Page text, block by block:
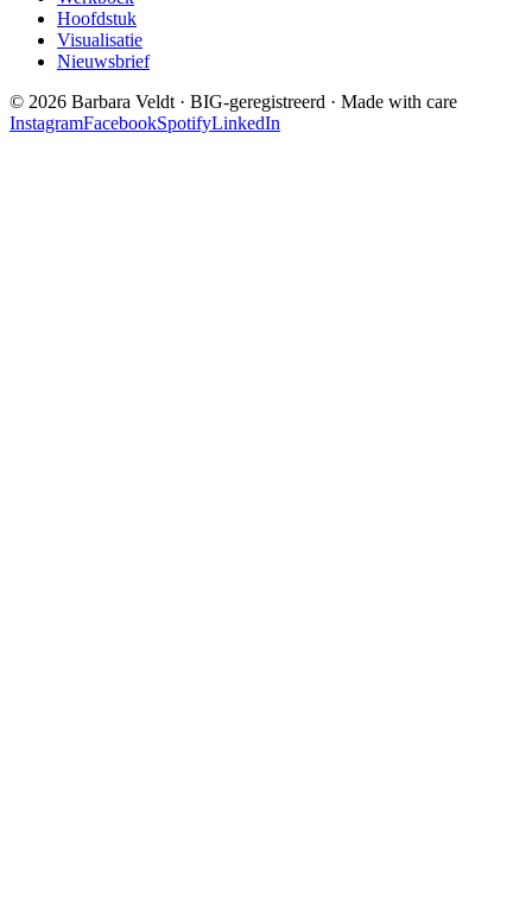
Hoofdstuk
Visualisatie
Nieuwsbrief
© 2026 Barbara Veldt · BIG-geregistreerd · Made with care
InstagramFacebookSpotifyLinkedIn